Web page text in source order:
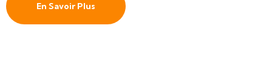
En Savoir Plus